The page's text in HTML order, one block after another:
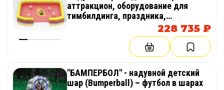
аттракцион, оборудование для
тимбилдинга, праздника,
корпоратива, соревнований,
веселых стартов, эстафет
228 735 ₽
"БАМПЕРБОЛ" - надувной детский
шар (Bumperball) – футбол в шарах